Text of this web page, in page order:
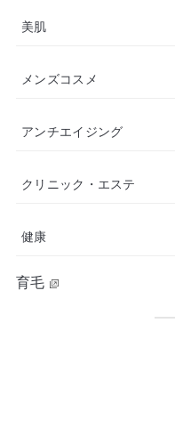
美肌
メンズコスメ
アンチエイジング
クリニック・エステ
健康
育毛